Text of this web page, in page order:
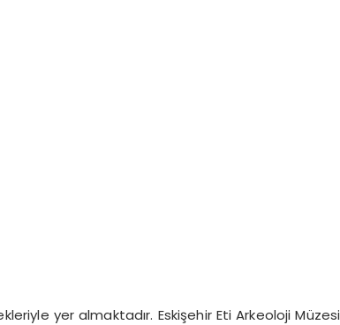
yer almaktadır. Eskişehir Eti Arkeoloji Müzesi